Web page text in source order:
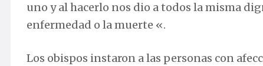
uno y al hacerlo nos dio a todos la misma
enfermedad o la muerte «.
Los obispos instaron a las personas con